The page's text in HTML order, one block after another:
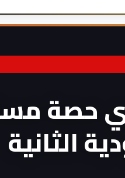
حصة
الثانية